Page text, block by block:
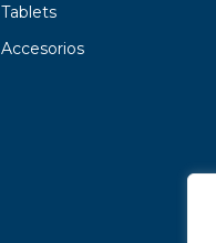
Tablets
Accesorios